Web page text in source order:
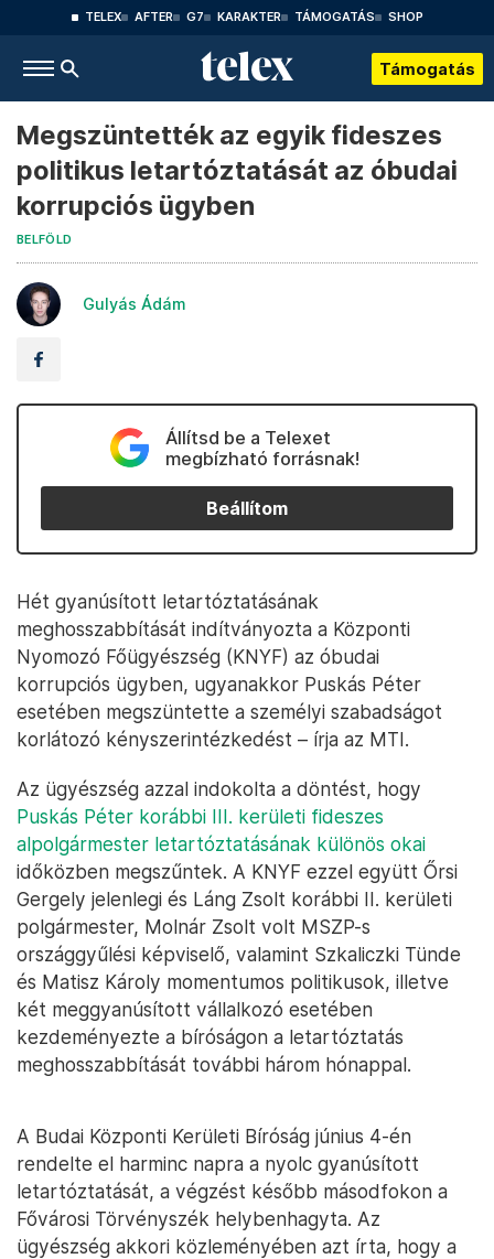
TELEX AFTER G7 KARAKTER TÁMOGATÁS SHOP
Támogatás
Megszüntették az egyik fideszes
politikus letartóztatását az óbudai
korrupciós ügyben
BELFÖLD
Gulyás Ádám
Állítsd be a Telexet
megbízható forrásnak!
Beállítom
Hét gyanúsított letartóztatásának
meghosszabbítását indítványozta a Központi
Nyomozó Főügyészség (KNYF) az óbudai
korrupciós ügyben, ugyanakkor Puskás Péter
esetében megszüntette a személyi szabadságot
korlátozó kényszerintézkedést – írja az MTI.
Az ügyészség azzal indokolta a döntést, hogy
Puskás Péter korábbi III. kerületi fideszes
alpolgármester letartóztatásának különös okai
időközben megszűntek. A KNYF ezzel együtt Őrsi
Gergely jelenlegi és Láng Zsolt korábbi II. kerületi
polgármester, Molnár Zsolt volt MSZP-s
országgyűlési képviselő, valamint Szkaliczki Tünde
és Matisz Károly momentumos politikusok, illetve
két meggyanúsított vállalkozó esetében
kezdeményezte a bíróságon a letartóztatás
meghosszabbítását további három hónappal.
A Budai Központi Kerületi Bíróság június 4-én
rendelte el harminc napra a nyolc gyanúsított
letartóztatását, a végzést később másodfokon a
Fővárosi Törvényszék helybenhagyta. Az
ügyészség akkori közleményében azt írta, hogy a